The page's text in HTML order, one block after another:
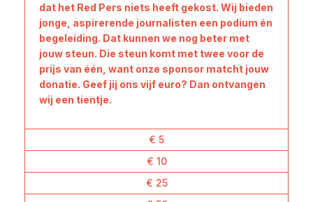
dat het Red Pers niets heeft gekost. Wij bieden
jonge, aspirerende journalisten een podium én
begeleiding. Dat kunnen we nog beter met
jouw steun. Die steun komt met twee voor de
prijs van één, want onze sponsor matcht jouw
donatie. Geef jij ons vijf euro? Dan ontvangen
wij een tientje.
€ 5
€ 10
€ 25